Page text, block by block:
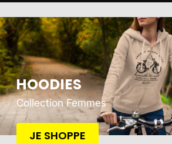
HOODIES
Collection Femmes
JE SHOPPE